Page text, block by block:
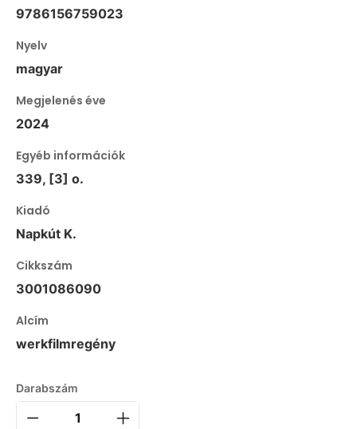
9786156759023
Nyelv
magyar
Megjelenés éve
2024
Egyéb információk
339, [3] o.
Kiadó
Napkút K.
Cikkszám
3001086090
Alcím
werkfilmregény
Darabszám